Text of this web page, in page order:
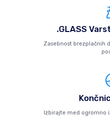
.GLASS
Zasebnost brezplačnih
Izbirajte med ogromno